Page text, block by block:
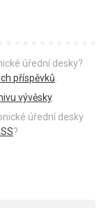
úřední desky?
příspěvků
vývěsky.
úřední desky
?